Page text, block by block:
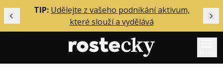
Předchozí
TIP: Udělejte z vašeho podnikání aktivum,
které slouží a vydělává